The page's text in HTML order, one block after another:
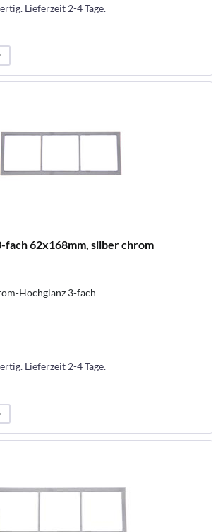
Lieferzeit 2-4 Tage.
fach 62x168mm, silber chrom
Hochglanz 3-fach
Lieferzeit 2-4 Tage.